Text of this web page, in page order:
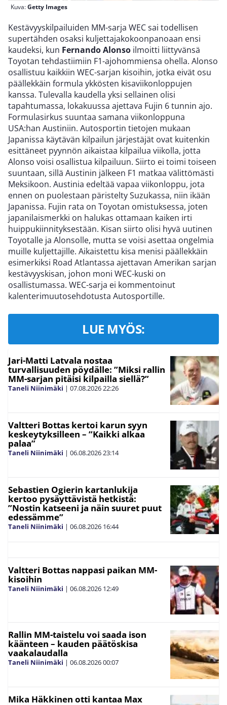
Kuva:Getty Images
Kestävyyskilpailuiden MM-sarja WEC sai todellisen
supertähden osaksi kuljettajakokoonpanoaan ensi
kaudeksi, kun Fernando Alonso ilmoitti liittyvänsä
Toyotan tehdastiimiin F1-ajohommiensa ohella. Alonso
osallistuu kaikkiin WEC-sarjan kisoihin, jotka eivät osu
päällekkäin formula ykkösten kisaviikonloppujen
kanssa. Tulevalla kaudella yksi sellainen olisi
tapahtumassa, lokakuussa ajettava Fujin 6 tunnin ajo.
Formulasirkus suuntaa samana viikonloppuna
USA:han Austiniin. Autosportin tietojen mukaan
Japanissa käytävän kilpailun järjestäjät ovat kuitenkin
esittäneet pyynnön aikaistaa kilpailua viikolla, jotta
Alonso voisi osallistua kilpailuun. Siirto ei toimi toiseen
suuntaan, sillä Austinin jälkeen F1 matkaa välittömästi
Meksikoon. Austinia edeltää vapaa viikonloppu, jota
ennen on puolestaan päristelty Suzukassa, niin ikään
Japanissa. Fujin rata on Toyotan omistuksessa, joten
japanilaismerkki on halukas ottamaan kaiken irti
huippukiinnityksestään. Kisan siirto olisi hyvä uutinen
Toyotalle ja Alonsolle, mutta se voisi asettaa ongelmia
muille kuljettajille. Aikaistettu kisa menisi päällekkäin
esimerkiksi Road Atlantassa ajettavan Amerikan sarjan
kestävyyskisan, johon moni WEC-kuski on
osallistumassa. WEC-sarja ei kommentoinut
kalenterimuutosehdotusta Autosportille.
LUE MYÖS:
Jari-Matti Latvala nostaa
turvallisuuden pöydälle: ”Miksi rallin
MM-sarjan pitäisi kilpailla siellä?”
Taneli Niinimäki | 07.08.202622:26
Valtteri Bottas kertoi karun syyn
keskeytyksilleen – ”Kaikki alkaa
palaa”
Taneli Niinimäki | 06.08.202623:14
Sebastien Ogierin kartanlukija
kertoo pysäyttävistä hetkistä:
”Nostin katseeni ja näin suuret puut
edessämme”
Taneli Niinimäki | 06.08.2026 16:44
Valtteri Bottas nappasi paikan MM-
kisoihin
Taneli Niinimäki | 06.08.2026 12:49
Rallin MM-taistelu voi saada ison
käänteen – kauden päätöskisa
vaakalaudalla
Taneli Niinimäki | 06.08.202600:07
Mika Häkkinen otti kantaa Max